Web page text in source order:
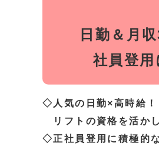
日勤＆月
社員登
◇人気の日勤×高時給！
リフトの資格を活か
◇正社員登用に積極的